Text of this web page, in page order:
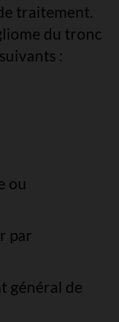
traitement.
du tronc
:
ou
par
général de